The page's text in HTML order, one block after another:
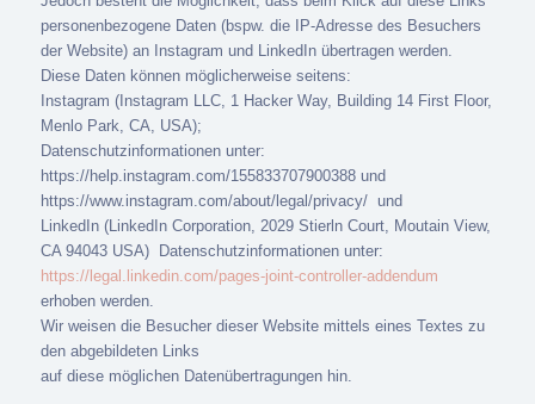
personenbezogene Daten (bspw. die IP-Adresse des Besuchers
der Website) an Instagram und LinkedIn übertragen werden.
Diese Daten können möglicherweise seitens:
Instagram (Instagram LLC, 1 Hacker Way, Building 14 First Floor,
Menlo Park, CA, USA);
Datenschutzinformationen unter:
https://help.instagram.com/155833707900388 und
https://www.instagram.com/about/legal/privacy/ und
LinkedIn (LinkedIn Corporation, 2029 Stierln Court, Moutain View,
CA 94043 USA)
Datenschutzinformationen unter:
https://legal.linkedin.com/pages-joint-controller-addendum
erhoben werden.
Wir weisen die Besucher dieser Website mittels eines Textes zu
den abgebildeten Links
auf diese möglichen Datenübertragungen hin.